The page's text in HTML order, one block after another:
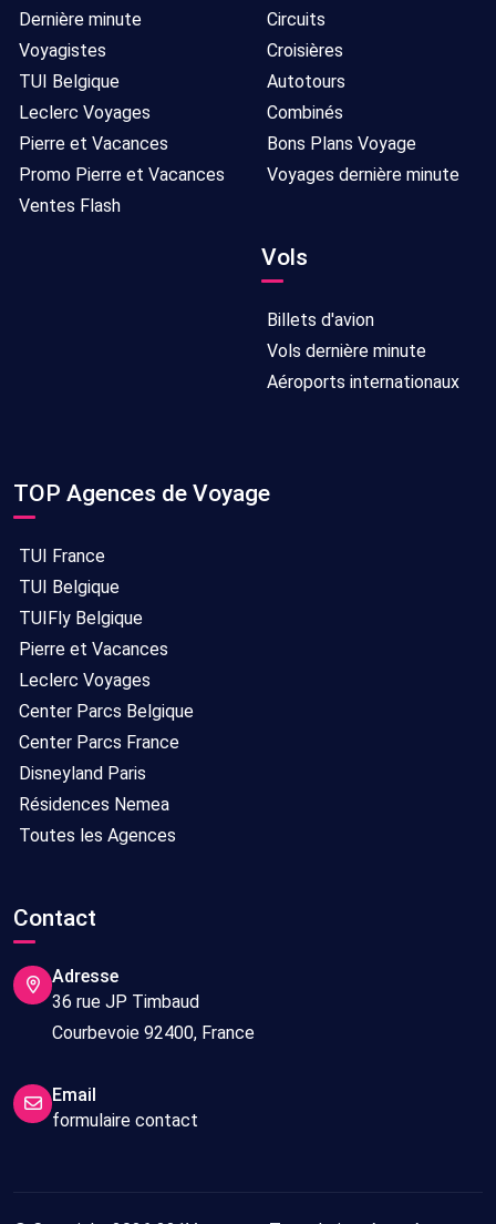
Dernière minute
Voyagistes
TUI Belgique
Leclerc Voyages
Pierre et Vacances
Promo Pierre et Vacances
Ventes Flash
Circuits
Croisières
Autotours
Combinés
Bons Plans Voyage
Voyages dernière minute
Vols
Billets d'avion
Vols dernière minute
Aéroports internationaux
TOP Agences de Voyage
TUI France
TUI Belgique
TUIFly Belgique
Pierre et Vacances
Leclerc Voyages
Center Parcs Belgique
Center Parcs France
Disneyland Paris
Résidences Nemea
Toutes les Agences
Contact
Adresse
36 rue JP Timbaud
Courbevoie 92400, France
Email
formulaire contact